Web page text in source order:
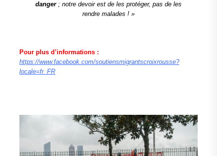
danger; notre devoir est de les protéger, pas de les
rendre malades ! »
Pour plus d’informations :
https://www.facebook.com/soutiensmigrantscroixrousse?
locale=fr_FR